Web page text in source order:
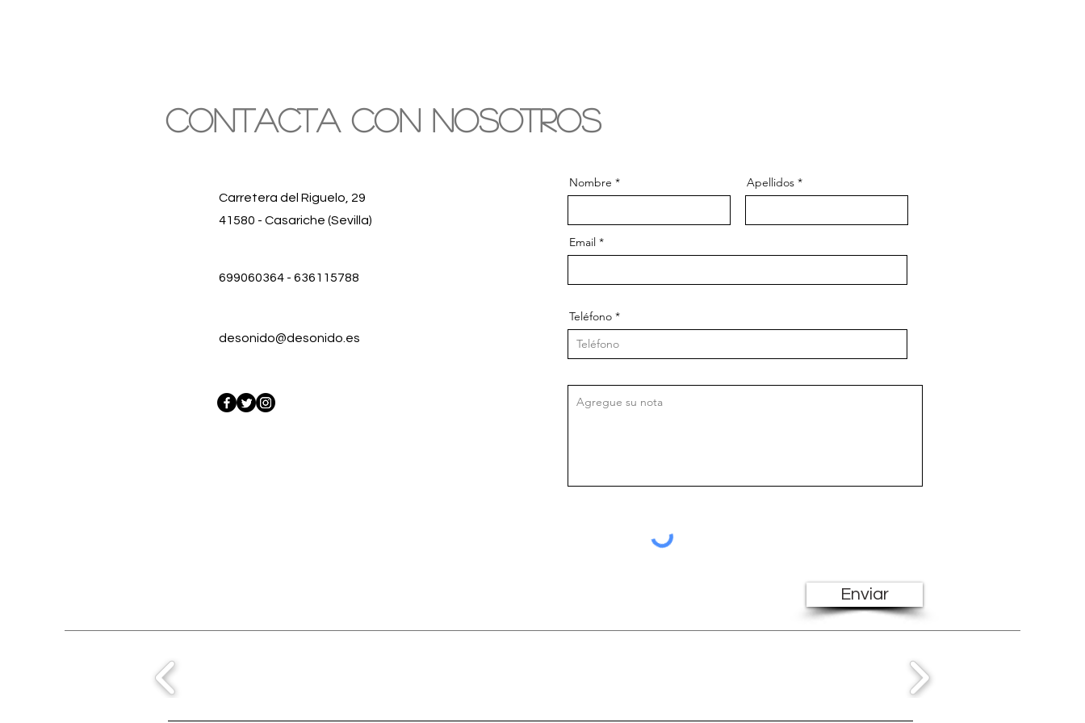
Contacta con nosotros
Carretera del Riguelo, 29
41580 - Casariche (Sevilla)
699060364 - 636115788
desonido@desonido.es
Nombre Apellidos
Email
Teléfono
Enviar